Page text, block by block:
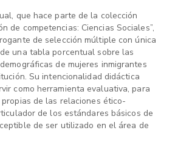
que hace parte de la colección
de competencias: Ciencias Sociales”,
de selección múltiple con única
una tabla porcentual sobre las
de mujeres inmigrantes
Su intencionalidad didáctica
como herramienta evaluativa, para
de las relaciones ético-
de los estándares básicos de
de ser utilizado en el área de